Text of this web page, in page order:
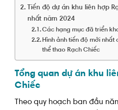
Tiến độ dự án khu liên hợp
nhất năm 2024
Các hạng mục đã triển
Hình ảnh tiến độ mới nhất
thể thao Rạch Chiếc
Tổng quan dự án khu
Chiếc
Theo quy hoạch ban đầu